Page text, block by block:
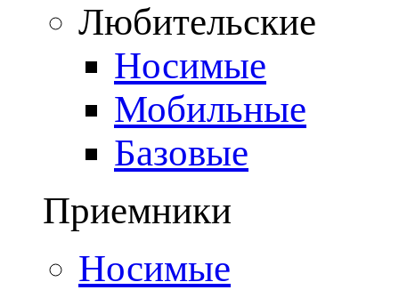
Любительские
Носимые
Мобильные
Базовые
Приемники
Носимые